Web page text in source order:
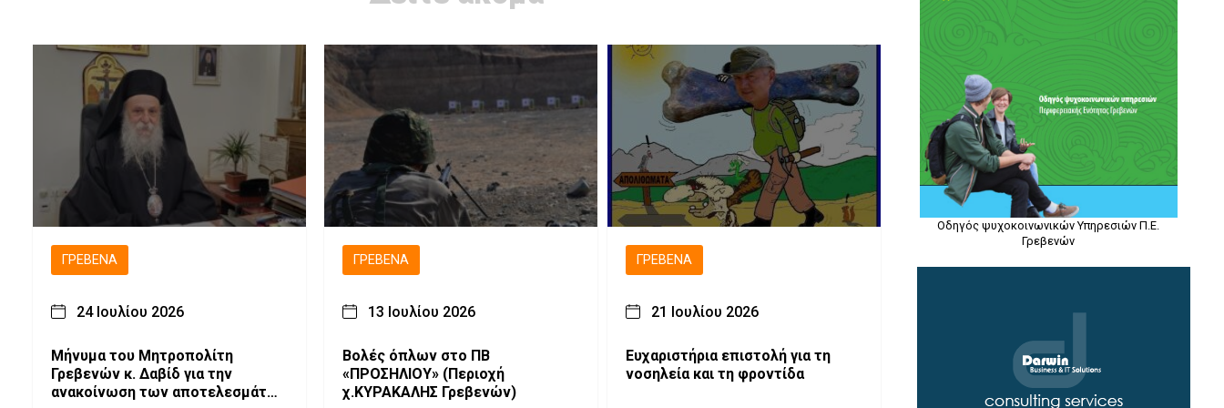
ΓΡΕΒΕΝΆ
24 Ιουλίου 2026
Μήνυμα του Μητροπολίτη
Γρεβενών κ. Δαβίδ για την
ανακοίνωση των αποτελεσμάτων
ΓΡΕΒΕΝΆ
13 Ιουλίου 2026
Βολές όπλων στο ΠΒ
«ΠΡΟΣΗΛΙΟΥ» (Περιοχή
χ.ΚΥΡΑΚΑΛΗΣ Γρεβενών)
ΓΡΕΒΕΝΆ
21 Ιουλίου 2026
Ευχαριστήρια επιστολή για τη
νοσηλεία και τη φροντίδα
Οδηγός ψυχοκοινωνικών Υπηρεσιών Π.Ε.
Γρεβενών